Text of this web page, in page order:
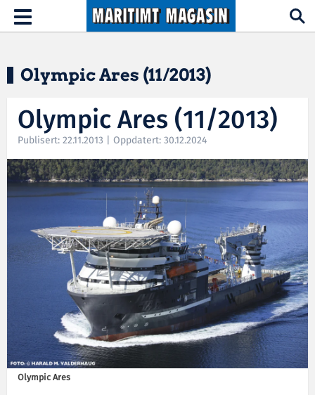
Hopp til hovedinnhold
Toggle
navigation
Olympic Ares (11/2013)
Olympic Ares (11/2013)
Publisert: 22.11.2013 | Oppdatert: 30.12.2024
Olympic Ares